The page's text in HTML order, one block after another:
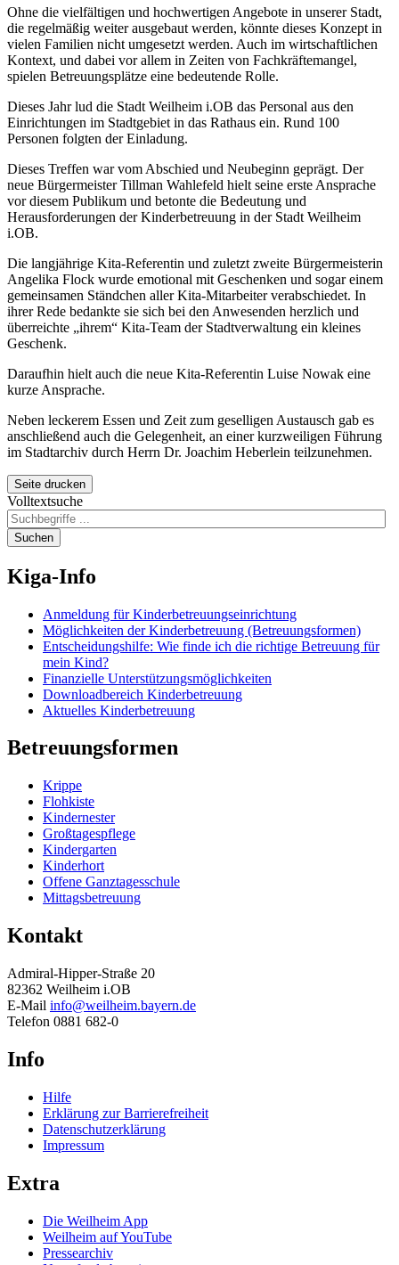
Ohne die vielfältigen und hochwertigen Angebote in unserer Stadt,
die regelmäßig weiter ausgebaut werden, könnte dieses Konzept in
vielen Familien nicht umgesetzt werden. Auch im wirtschaftlichen
Kontext, und dabei vor allem in Zeiten von Fachkräftemangel,
spielen Betreuungsplätze eine bedeutende Rolle.
Dieses Jahr lud die Stadt Weilheim i.OB das Personal aus den
Einrichtungen im Stadtgebiet in das Rathaus ein. Rund 100
Personen folgten der Einladung.
Dieses Treffen war vom Abschied und Neubeginn geprägt. Der
neue Bürgermeister Tillman Wahlefeld hielt seine erste Ansprache
vor diesem Publikum und betonte die Bedeutung und
Herausforderungen der Kinderbetreuung in der Stadt Weilheim
i.OB.
Die langjährige Kita-Referentin und zuletzt zweite Bürgermeisterin
Angelika Flock wurde emotional mit Geschenken und sogar einem
gemeinsamen Ständchen aller Kita-Mitarbeiter verabschiedet. In
ihrer Rede bedankte sie sich bei den Anwesenden herzlich und
überreichte „ihrem“ Kita-Team der Stadtverwaltung ein kleines
Geschenk.
Daraufhin hielt auch die neue Kita-Referentin Luise Nowak eine
kurze Ansprache.
Neben leckerem Essen und Zeit zum geselligen Austausch gab es
anschließend auch die Gelegenheit, an einer kurzweiligen Führung
im Stadtarchiv durch Herrn Dr. Joachim Heberlein teilzunehmen.
Seite drucken
Volltextsuche
Suchen
Kiga-Info
Anmeldung für Kinderbetreuungseinrichtung
Möglichkeiten der Kinderbetreuung (Betreuungsformen)
Entscheidungshilfe: Wie finde ich die richtige Betreuung für
mein Kind?
Finanzielle Unterstützungsmöglichkeiten
Downloadbereich Kinderbetreuung
Aktuelles Kinderbetreuung
Betreuungsformen
Krippe
Flohkiste
Kindernester
Großtagespflege
Kindergarten
Kinderhort
Offene Ganztagesschule
Mittagsbetreuung
Kontakt
Admiral-Hipper-Straße 20
82362 Weilheim i.OB
E-Mail info@weilheim.bayern.de
Telefon 0881 682-0
Info
Hilfe
Erklärung zur Barrierefreiheit
Datenschutzerklärung
Impressum
Extra
Die Weilheim App
Weilheim auf YouTube
Pressearchiv